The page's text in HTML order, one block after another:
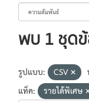
พบ 1 ชุด
รูปแบบ: CSV
แท็ค:
รายได้พิเศษ